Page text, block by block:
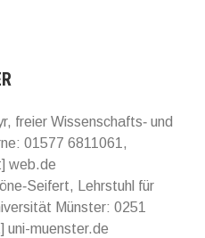
freier Wissenschafts‐ und
01577 6811061,
web.de
Lehrstuhl für
Münster: 0251
uni-muenster.de